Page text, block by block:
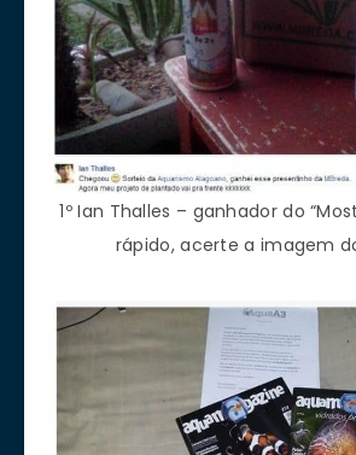
1º Ian Thalles – ganhador do
rápido, acerte a imagem